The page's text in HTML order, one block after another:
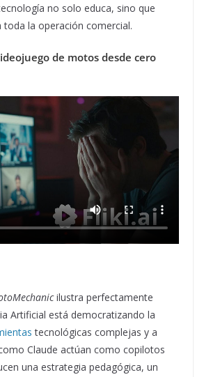
no solo educa, sino que
toda la operación comercial.
de motos desde cero
ilustra perfectamente
Artificial está democratizando la
tecnológicas complejas y a
Claude actúan como copilotos
una estrategia pedagógica, un